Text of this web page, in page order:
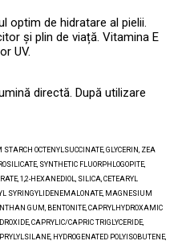
optim de hidratare al pielii.
și plin de viață. Vitamina E
UV.
directă. După utilizare
OCTENYLSUCCINATE, GLYCERIN, ZEA
SYNTHETIC FLUORPHLOGOPITE,
1,2-HEXANEDIOL, SILICA, CETEARYL
SYRINGYLIDENEMALONATE, MAGNESIUM
GUM, BENTONITE, CAPRYLHYDROXAMIC
CAPRYLIC/CAPRIC TRIGLYCERIDE,
HYDROGENATED POLYISOBUTENE,